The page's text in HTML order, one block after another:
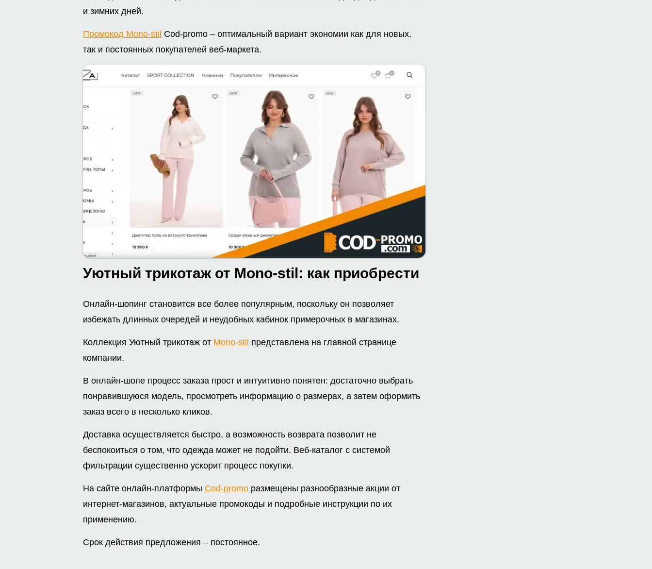
и зимних дней.
Промокод Mono-stil Cod-promo – оптимальный вариант экономии как для новых,
так и постоянных покупателей веб-маркета.
Уютный трикотаж от Mono-stil: как приобрести
Онлайн-шопинг становится все более популярным, поскольку он позволяет
избежать длинных очередей и неудобных кабинок примерочных в магазинах.
Коллекция Уютный трикотаж от Mono-stil представлена на главной странице
компании.
В онлайн-шопе процесс заказа прост и интуитивно понятен: достаточно выбрать
понравившуюся модель, просмотреть информацию о размерах, а затем оформить
заказ всего в несколько кликов.
Доставка осуществляется быстро, а возможность возврата позволит не
беспокоиться о том, что одежда может не подойти. Веб-каталог с системой
фильтрации существенно ускорит процесс покупки.
На сайте онлайн-платформы Cod-promo размещены разнообразные акции от
интернет-магазинов, актуальные промокоды и подробные инструкции по их
применению.
Срок действия предложения – постоянное.